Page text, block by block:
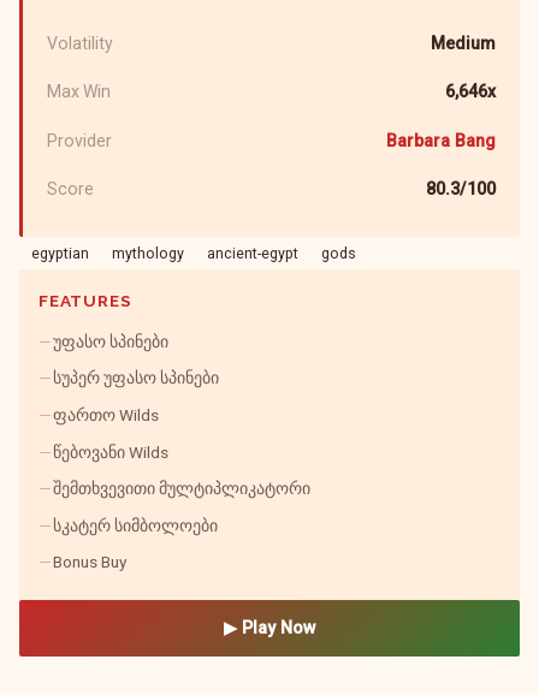
Volatility Medium
Max Win 6,646x
Provider Barbara Bang
Score 80.3/100
egyptian mythology ancient-egypt gods
FEATURES
უფასო სპინები
სუპერ უფასო სპინები
ფართო Wilds
წებოვანი Wilds
შემთხვევითი მულტიპლიკატორი
სკატერ სიმბოლოები
Bonus Buy
▶ Play Now